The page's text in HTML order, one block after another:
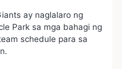
ay naglalaro ng
Park sa mga bahagi ng
schedule para sa